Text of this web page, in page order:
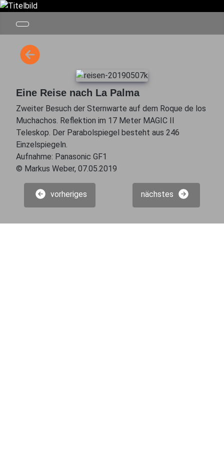
Eine Reise nach La Palma
Zweiter Besuch der Sternwarte auf dem Roque de los
Muchachos. Reflektion im 17 Meter MAGIC II
Teleskop. Der Parabolspiegel besteht aus 246
Einzelspiegeln.
Aufnahme: Panasonic GF1
© Markus Weber, 07.05.2019
vorheriges nächstes